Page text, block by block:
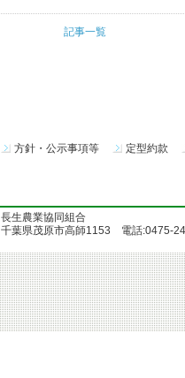
記事一覧
方針・公示事項等 定型約款
長生農業協同組合
千葉県茂原市高師1153 電話:0475-